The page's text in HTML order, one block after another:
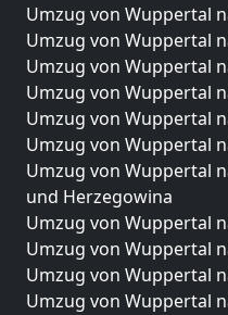
Umzug von Wuppertal
Umzug von Wuppertal
Umzug von Wuppertal
Umzug von Wuppertal
Umzug von Wuppertal
Umzug von Wuppertal
Umzug von Wuppertal
und Herzegowina
Umzug von Wuppertal
Umzug von Wuppertal
Umzug von Wuppertal
Umzug von Wuppertal